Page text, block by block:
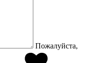
Пожалуйста,